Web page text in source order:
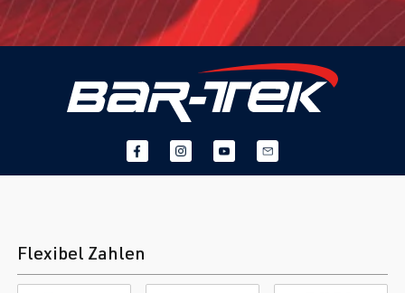
Flexibel Zahlen